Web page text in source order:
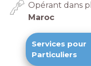
Opérant dans
Maroc
Services pour
Particuliers